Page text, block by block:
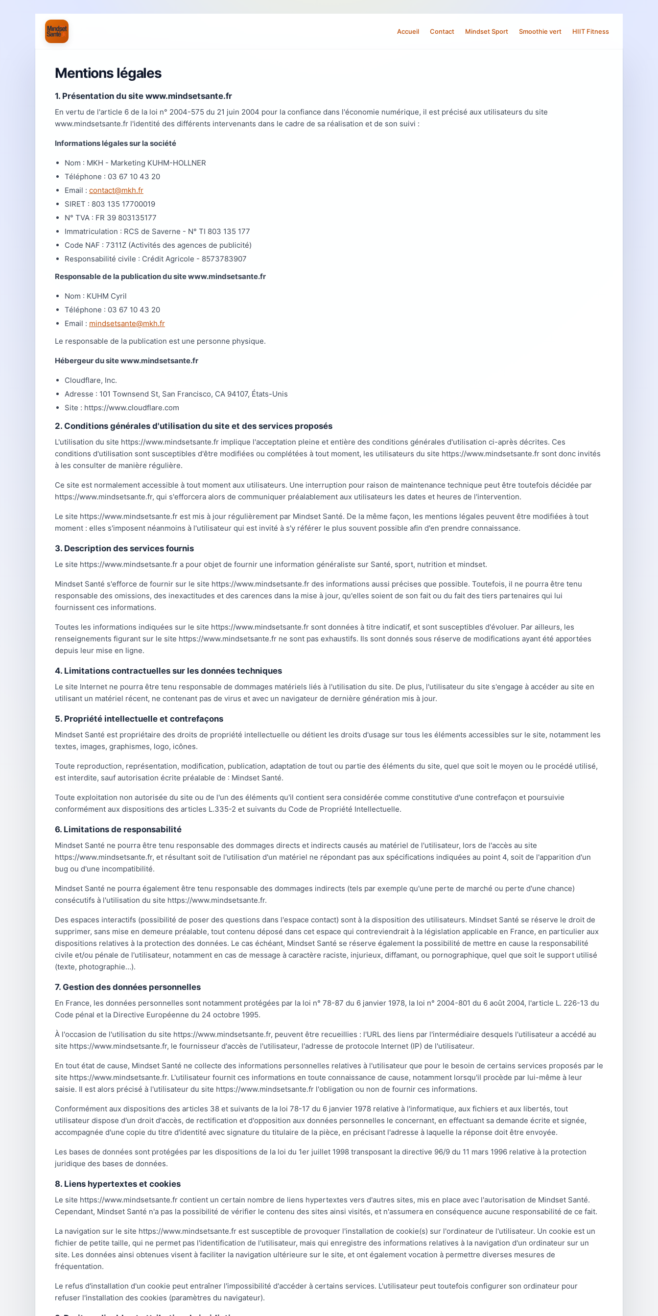
Accueil Contact Mindset Sport Smoothie vert HIIT Fitness
Mentions légales
1. Présentation du site www.mindsetsante.fr
En vertu de l'article 6 de la loi n° 2004-575 du 21 juin 2004 pour la confiance dans l'économie numérique, il est précisé aux utilisateurs du site
www.mindsetsante.fr l'identité des différents intervenants dans le cadre de sa réalisation et de son suivi :
Informations légales sur la société
Nom : MKH - Marketing KUHM-HOLLNER
Téléphone : 03 67 10 43 20
Email : contact@mkh.fr
SIRET : 803 135 17700019
N° TVA : FR 39 803135177
Immatriculation : RCS de Saverne - N° TI 803 135 177
Code NAF : 7311Z (Activités des agences de publicité)
Responsabilité civile : Crédit Agricole - 8573783907
Responsable de la publication du site www.mindsetsante.fr
Nom : KUHM Cyril
Téléphone : 03 67 10 43 20
Email : mindsetsante@mkh.fr
Le responsable de la publication est une personne physique.
Hébergeur du site www.mindsetsante.fr
Cloudflare, Inc.
Adresse : 101 Townsend St, San Francisco, CA 94107, États-Unis
Site : https://www.cloudflare.com
2. Conditions générales d'utilisation du site et des services proposés
L'utilisation du site https://www.mindsetsante.fr implique l'acceptation pleine et entière des conditions générales d'utilisation ci-après décrites. Ces
conditions d'utilisation sont susceptibles d'être modifiées ou complétées à tout moment, les utilisateurs du site https://www.mindsetsante.fr sont donc invités
à les consulter de manière régulière.
Ce site est normalement accessible à tout moment aux utilisateurs. Une interruption pour raison de maintenance technique peut être toutefois décidée par
https://www.mindsetsante.fr, qui s'efforcera alors de communiquer préalablement aux utilisateurs les dates et heures de l'intervention.
Le site https://www.mindsetsante.fr est mis à jour régulièrement par Mindset Santé. De la même façon, les mentions légales peuvent être modifiées à tout
moment : elles s'imposent néanmoins à l'utilisateur qui est invité à s'y référer le plus souvent possible afin d'en prendre connaissance.
3. Description des services fournis
Le site https://www.mindsetsante.fr a pour objet de fournir une information généraliste sur Santé, sport, nutrition et mindset.
Mindset Santé s'efforce de fournir sur le site https://www.mindsetsante.fr des informations aussi précises que possible. Toutefois, il ne pourra être tenu
responsable des omissions, des inexactitudes et des carences dans la mise à jour, qu'elles soient de son fait ou du fait des tiers partenaires qui lui
fournissent ces informations.
Toutes les informations indiquées sur le site https://www.mindsetsante.fr sont données à titre indicatif, et sont susceptibles d'évoluer. Par ailleurs, les
renseignements figurant sur le site https://www.mindsetsante.fr ne sont pas exhaustifs. Ils sont donnés sous réserve de modifications ayant été apportées
depuis leur mise en ligne.
4. Limitations contractuelles sur les données techniques
Le site Internet ne pourra être tenu responsable de dommages matériels liés à l'utilisation du site. De plus, l'utilisateur du site s'engage à accéder au site en
utilisant un matériel récent, ne contenant pas de virus et avec un navigateur de dernière génération mis à jour.
5. Propriété intellectuelle et contrefaçons
Mindset Santé est propriétaire des droits de propriété intellectuelle ou détient les droits d'usage sur tous les éléments accessibles sur le site, notamment les
textes, images, graphismes, logo, icônes.
Toute reproduction, représentation, modification, publication, adaptation de tout ou partie des éléments du site, quel que soit le moyen ou le procédé utilisé,
est interdite, sauf autorisation écrite préalable de : Mindset Santé.
Toute exploitation non autorisée du site ou de l'un des éléments qu'il contient sera considérée comme constitutive d'une contrefaçon et poursuivie
conformément aux dispositions des articles L.335-2 et suivants du Code de Propriété Intellectuelle.
6. Limitations de responsabilité
Mindset Santé ne pourra être tenu responsable des dommages directs et indirects causés au matériel de l'utilisateur, lors de l'accès au site
https://www.mindsetsante.fr, et résultant soit de l'utilisation d'un matériel ne répondant pas aux spécifications indiquées au point 4, soit de l'apparition d'un
bug ou d'une incompatibilité.
Mindset Santé ne pourra également être tenu responsable des dommages indirects (tels par exemple qu'une perte de marché ou perte d'une chance)
consécutifs à l'utilisation du site https://www.mindsetsante.fr.
Des espaces interactifs (possibilité de poser des questions dans l'espace contact) sont à la disposition des utilisateurs. Mindset Santé se réserve le droit de
supprimer, sans mise en demeure préalable, tout contenu déposé dans cet espace qui contreviendrait à la législation applicable en France, en particulier aux
dispositions relatives à la protection des données. Le cas échéant, Mindset Santé se réserve également la possibilité de mettre en cause la responsabilité
civile et/ou pénale de l'utilisateur, notamment en cas de message à caractère raciste, injurieux, diffamant, ou pornographique, quel que soit le support utilisé
(texte, photographie…).
7. Gestion des données personnelles
En France, les données personnelles sont notamment protégées par la loi n° 78-87 du 6 janvier 1978, la loi n° 2004-801 du 6 août 2004, l'article L. 226-13 du
Code pénal et la Directive Européenne du 24 octobre 1995.
À l'occasion de l'utilisation du site https://www.mindsetsante.fr, peuvent être recueillies : l'URL des liens par l'intermédiaire desquels l'utilisateur a accédé au
site https://www.mindsetsante.fr, le fournisseur d'accès de l'utilisateur, l'adresse de protocole Internet (IP) de l'utilisateur.
En tout état de cause, Mindset Santé ne collecte des informations personnelles relatives à l'utilisateur que pour le besoin de certains services proposés par le
site https://www.mindsetsante.fr. L'utilisateur fournit ces informations en toute connaissance de cause, notamment lorsqu'il procède par lui-même à leur
saisie. Il est alors précisé à l'utilisateur du site https://www.mindsetsante.fr l'obligation ou non de fournir ces informations.
Conformément aux dispositions des articles 38 et suivants de la loi 78-17 du 6 janvier 1978 relative à l'informatique, aux fichiers et aux libertés, tout
utilisateur dispose d'un droit d'accès, de rectification et d'opposition aux données personnelles le concernant, en effectuant sa demande écrite et signée,
accompagnée d'une copie du titre d'identité avec signature du titulaire de la pièce, en précisant l'adresse à laquelle la réponse doit être envoyée.
Les bases de données sont protégées par les dispositions de la loi du 1er juillet 1998 transposant la directive 96/9 du 11 mars 1996 relative à la protection
juridique des bases de données.
8. Liens hypertextes et cookies
Le site https://www.mindsetsante.fr contient un certain nombre de liens hypertextes vers d'autres sites, mis en place avec l'autorisation de Mindset Santé.
Cependant, Mindset Santé n'a pas la possibilité de vérifier le contenu des sites ainsi visités, et n'assumera en conséquence aucune responsabilité de ce fait.
La navigation sur le site https://www.mindsetsante.fr est susceptible de provoquer l'installation de cookie(s) sur l'ordinateur de l'utilisateur. Un cookie est un
fichier de petite taille, qui ne permet pas l'identification de l'utilisateur, mais qui enregistre des informations relatives à la navigation d'un ordinateur sur un
site. Les données ainsi obtenues visent à faciliter la navigation ultérieure sur le site, et ont également vocation à permettre diverses mesures de
fréquentation.
Le refus d'installation d'un cookie peut entraîner l'impossibilité d'accéder à certains services. L'utilisateur peut toutefois configurer son ordinateur pour
refuser l'installation des cookies (paramètres du navigateur).